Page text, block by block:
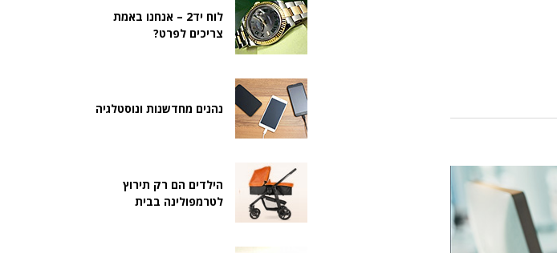
לוח יד2 – אנחנו באמת
צריכים לפרט?
נהנים מחדשנות ונוסטלגיה
הילדים הם רק תירוץ
לטרמפולינה בבית